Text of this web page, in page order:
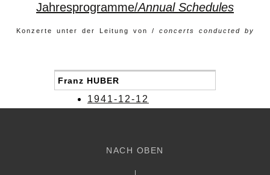
Jahresprogramme/Annual Schedules
Konzerte unter der Leitung von / concerts conducted by
Franz HUBER
1941-12-12
NACH OBEN